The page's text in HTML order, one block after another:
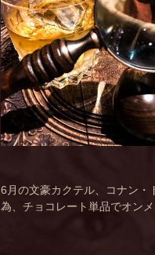
6月の文豪カクテル、コナン・
為、チョコレート単品でオン